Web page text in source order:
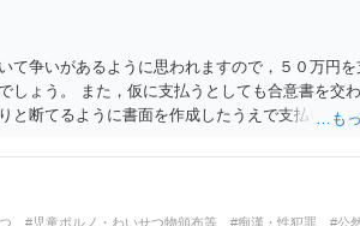
て争いがあるように思われますので，５０万円を
しょう。 また，仮に支払うとしても合意書を交
と断てるように書面を作成したうえで支払いをす
#児童ポルノ・わいせつ物頒布等 #痴漢・性犯罪 #公